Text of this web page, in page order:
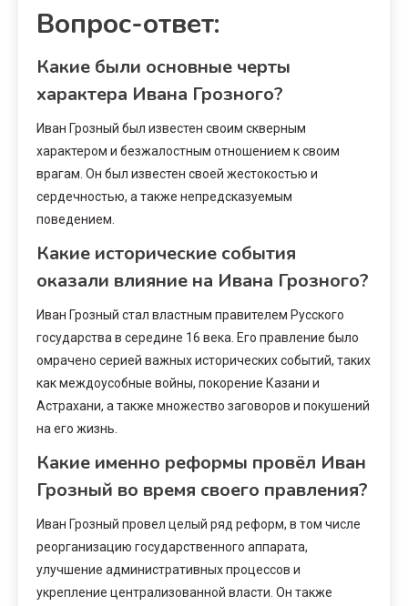
Вопрос-ответ:
Какие были основные черты
характера Ивана Грозного?
Иван Грозный был известен своим скверным
характером и безжалостным отношением к своим
врагам. Он был известен своей жестокостью и
сердечностью, а также непредсказуемым
поведением.
Какие исторические события
оказали влияние на Ивана Грозного?
Иван Грозный стал властным правителем Русского
государства в середине 16 века. Его правление было
омрачено серией важных исторических событий, таких
как междоусобные войны, покорение Казани и
Астрахани, а также множество заговоров и покушений
на его жизнь.
Какие именно реформы провёл Иван
Грозный во время своего правления?
Иван Грозный провел целый ряд реформ, в том числе
реорганизацию государственного аппарата,
улучшение административных процессов и
укрепление централизованной власти. Он также